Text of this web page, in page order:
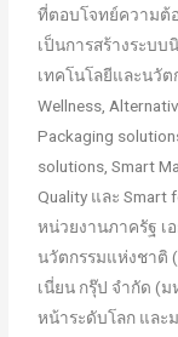
ที่ตอบโจทย์ความต้
เป็นการสร้างระบ
เทคโนโลยีและนวัต
Wellness,
Packaging
solutions, Smart
Quality และ
หน่วยงานภาครัฐ เ
นวัตกรรมแห่งชาติ
เนี่ยน กรุ๊ป จำกัด (
หน้าระดับโลก แล